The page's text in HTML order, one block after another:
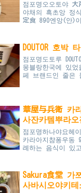
점포명오오토야 大
야채의 흑초앙 정
定食 890엔앙(안)
같다. 아무튼 설
DOUTOR 호박
점포명도토루
몽블랑한국에 있
페 브랜드인 줄은
華屋与兵衛 카
사잔카템뿌라오
점포명하나야요헤
카라아지챰퐁우동
례하는 음식이 있
점포마다 다를
Sakura食堂 가
사바시오야키테